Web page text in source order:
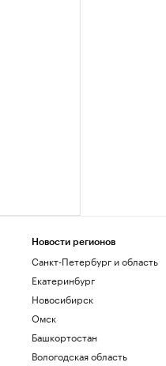
Новости регионов
Санкт-Петербург и область
Екатеринбург
Новосибирск
Омск
Башкортостан
Вологодская область